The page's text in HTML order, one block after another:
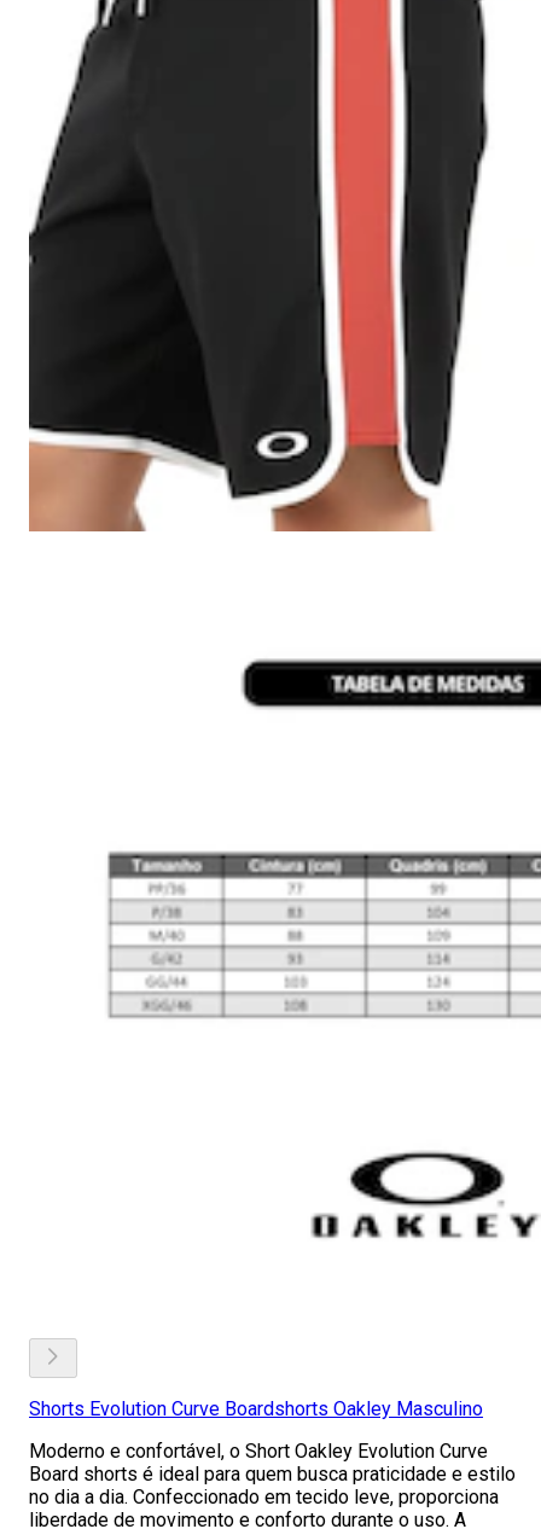
Shorts Evolution Curve Boardshorts Oakley Masculino
Moderno e confortável, o Short Oakley Evolution Curve
Board shorts é ideal para quem busca praticidade e estilo
no dia a dia. Confeccionado em tecido leve, proporciona
liberdade de movimento e conforto durante o uso. A